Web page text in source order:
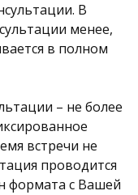
В
менее,
в полном
– не более
встречи не
проводится
формата с Вашей